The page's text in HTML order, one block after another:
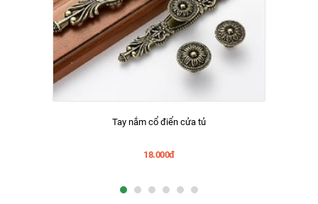
Tay nắm cổ điển cửa tủ
18.000đ